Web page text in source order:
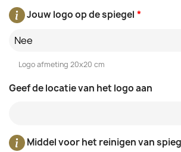
*
Jouw logo op de spiegel
Nee
Logo afmeting 20x20 cm
Geef de locatie van het logo aan
Middel voor het reinigen van